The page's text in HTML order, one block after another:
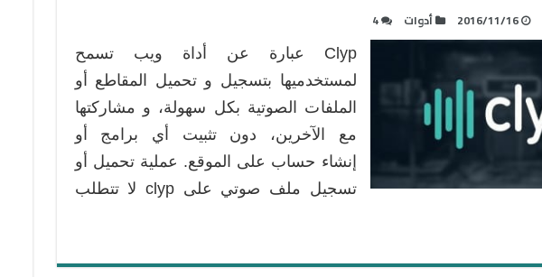
2016/11/16 أدوات 4
Clyp عبارة عن أداة ويب تسمح
لمستخدميها بتسجيل و تحميل المقاطع أو
الملفات الصوتية بكل سهولة، و مشاركتها
مع الآخرين، دون تثبيت أي برامج أو
إنشاء حساب على الموقع. عملية تحميل أو
تسجيل ملف صوتي على clyp لا تتطلب